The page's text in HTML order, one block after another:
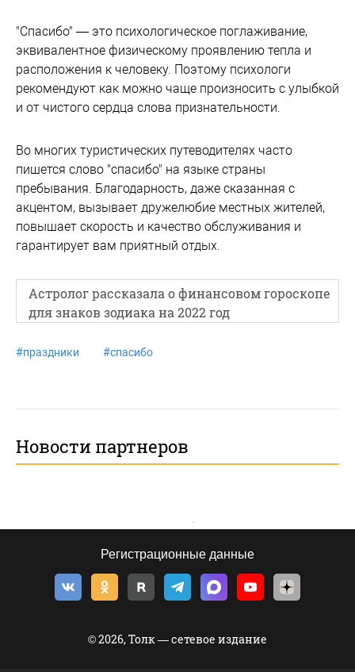
"Спасибо" — это психологическое поглаживание,
эквивалентное физическому проявлению тепла и
расположения к человеку. Поэтому психологи
рекомендуют как можно чаще произносить с улыбкой
и от чистого сердца слова признательности.
Во многих туристических путеводителях часто
пишется слово "спасибо" на языке страны
пребывания. Благодарность, даже сказанная с
акцентом, вызывает дружелюбие местных жителей,
повышает скорость и качество обслуживания и
гарантирует вам приятный отдых.
Астролог рассказала о финансовом гороскопе
для знаков зодиака на 2022 год
#праздники #спасибо
Новости партнеров
Регистрационные данные
© 2026, Толк — сетевое издание